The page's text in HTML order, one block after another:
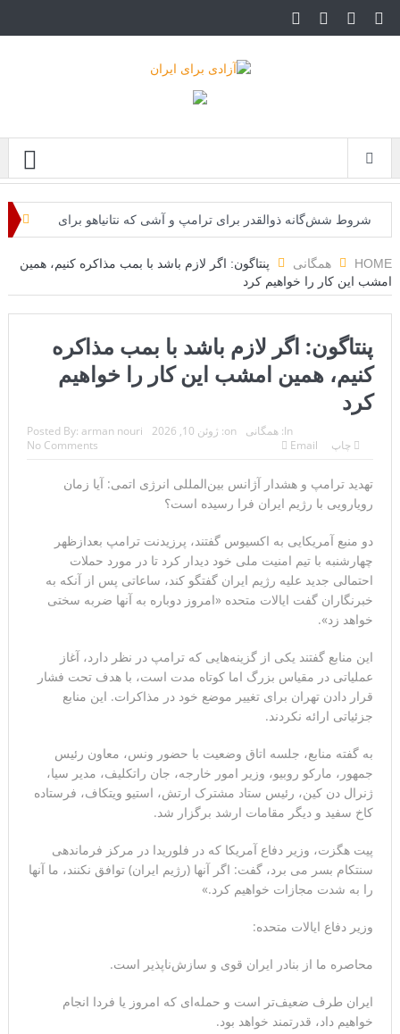
Menu
شروط شش‌گانه ذوالقدر برای ترامپ و آشی که نتانیاهو برای
ذوالقدرها پخته!
ایران؛ فرمانده ارتش آمریکا به مقامات کاخ سفید: حملات هوایی
روزنامه: محاصره دریایی صادرات نفت ایران را فلج کرد/آمریکا:
خفه خواهند شد
تحلیلگر سعودی: این توافق‌نامه پیامی بازدارنده در برابر حکومت
مقام آمریکایی: تصورِ بازنده بودن برای ترامپ غیرقابل‌تحمل
مقامات آمریکایی: برخی گزارش‌ها موجب گستاخ‌تر شدن
حکومت ایران خواهد شد
خبرگزاری سپاه پاسداران: رهگیری اهداف متخاصم در نزدیکی
جزیره قشم
تحلیلگر حکومتی: تفاهم هرمز پایان بحران نیست؛ خطر جنگ
همچنان پابرجاست
ایران؛ واکنش ترامپ و معاونش به اقدام تفرقه‌افکنان/سفر
ژنرال منیر به عربستان
ایران را می‌گیرد
HOME همگانی
پنتاگون: اگر لازم باشد با بمب مذاکره کنیم، همین
امشب این کار را خواهیم کرد
پنتاگون: اگر لازم باشد با بمب مذاکره
کنیم، همین امشب این کار را خواهیم
کرد
Posted By: arman nouri on: ژوئن 10, 2026 In: همگانی
No Comments
چاپ Email
تهدید ترامپ و هشدار آژانس بین‌المللی انرژی اتمی: آیا زمان
رویارویی با رژیم ایران فرا رسیده است؟
دو منبع آمریکایی به اکسیوس گفتند، پرزیدنت ترامپ بعدازظهر
چهارشنبه با تیم امنیت ملی خود دیدار کرد تا در مورد حملات
احتمالی جدید علیه رژیم ایران گفتگو کند، ساعاتی پس از آنکه به
خبرنگاران گفت ایالات متحده «امروز دوباره به آنها ضربه سختی
خواهد زد».
این منابع گفتند یکی از گزینه‌هایی که ترامپ در نظر دارد، آغاز
عملیاتی در مقیاس بزرگ اما کوتاه مدت است، با هدف تحت فشار
قرار دادن تهران برای تغییر موضع خود در مذاکرات. این منابع
جزئیاتی ارائه نکردند.
به گفته منابع، جلسه اتاق وضعیت با حضور ونس، معاون رئیس
جمهور، مارکو روبیو، وزیر امور خارجه، جان راتکلیف، مدیر سیا،
ژنرال دن کین، رئیس ستاد مشترک ارتش، استیو ویتکاف، فرستاده
کاخ سفید و دیگر مقامات ارشد برگزار شد.
پیت هگزت، وزیر دفاع آمریکا که در فلوریدا در مرکز فرماندهی
سنتکام بسر می برد، گفت: اگر آنها (رژیم ایران) توافق نکنند، ما آنها
را به شدت مجازات خواهیم کرد.»
وزیر دفاع ایالات متحده:
محاصره ما از بنادر ایران قوی و سازش‌ناپذیر است.
ایران طرف ضعیف‌تر است و حمله‌ای که امروز یا فردا انجام
خواهیم داد، قدرتمند خواهد بود.